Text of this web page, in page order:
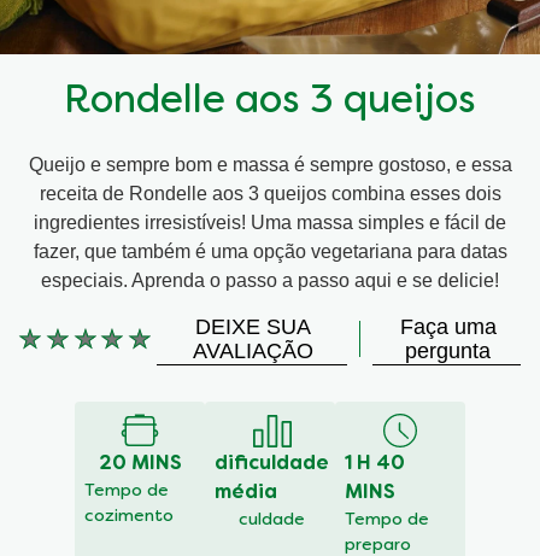
Rondelle aos 3 queijos
Queijo e sempre bom e massa é sempre gostoso, e essa
receita de Rondelle aos 3 queijos combina esses dois
ingredientes irresistíveis! Uma massa simples e fácil de
fazer, que também é uma opção vegetariana para datas
especiais. Aprenda o passo a passo aqui e se delicie!
Nenhuma
DEIXE SUA
AVALIAÇÃO
Faça uma
pergunta
20 MINS
Tempo de
cozimento
dificuldade
média
culdade
1 H 40
MINS
Tempo de
preparo